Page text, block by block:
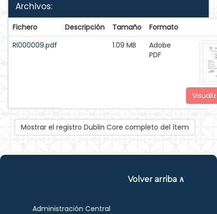
Archivos:
Fichero Descripción Tamaño
Formato
RI000009.pdf
1.09 MB
Adobe
PDF
Mostrar el registro Dublin Core completo del ítem
Volver arriba ∧
Administración Central